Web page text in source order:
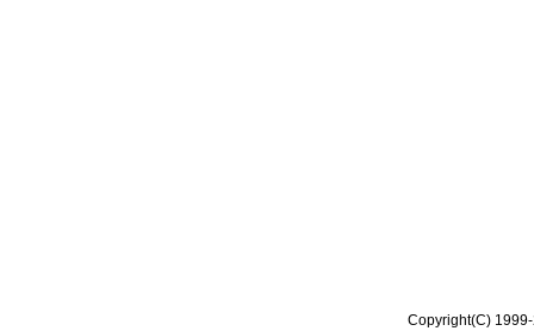
Copyright(C)